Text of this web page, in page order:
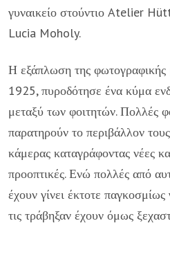
γυναικείο στούντιο Atelier
Lucia Moholy.
Η εξάπλωση της
1925, πυροδότησε ένα κύμα
μεταξύ των φοιτητών. Πολλές
παρατηρούν το περιβάλλον
κάμερας καταγράφοντας νέες
προοπτικές. Ενώ πολλές από
έχουν γίνει έκτοτε
τις τράβηξαν έχουν όμως